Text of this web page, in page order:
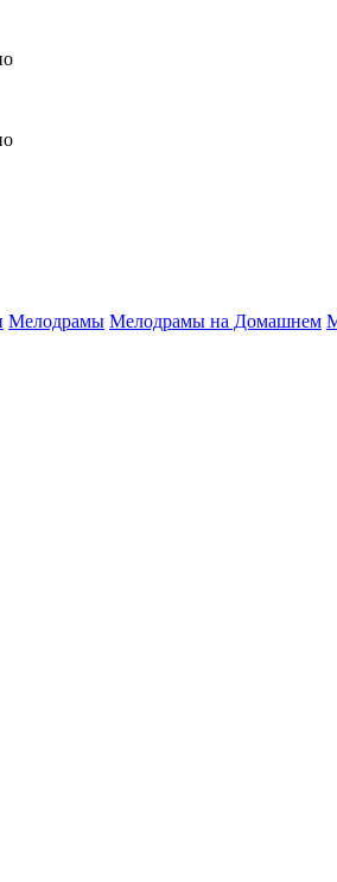
Мелодрамы Мелодрамы на Домашнем